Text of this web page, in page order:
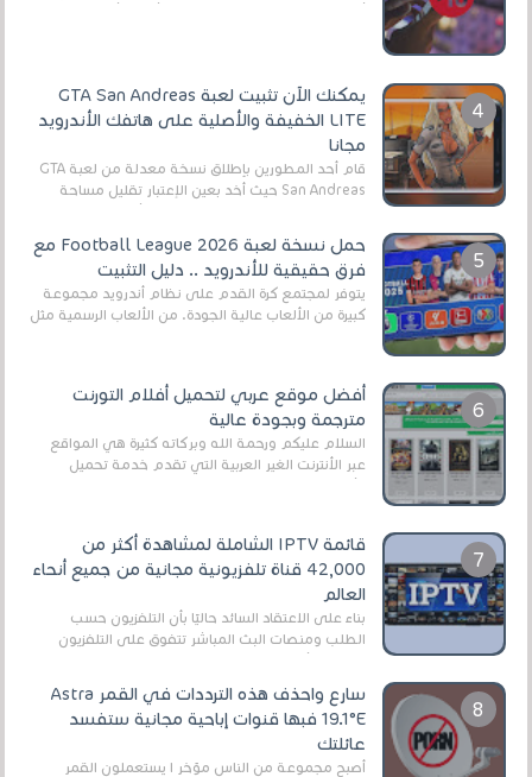
يمكنك الآن تثبيت لعبة GTA San Andreas
LITE الخفيفة والأصلية على هاتفك الأندرويد
مجانا
قام أحد المطورين بإطلاق نسخة معدلة من لعبة GTA
San Andreas حيث أخد بعين الإعتبار تقليل مساحة
حمل نسخة لعبة Football League 2026 مع
فرق حقيقية للأندرويد .. دليل التثبيت
يتوفر لمجتمع كرة القدم على نظام أندرويد مجموعة
كبيرة من الألعاب عالية الجودة. من الألعاب الرسمية مثل
أفضل موقع عربي لتحميل أفلام التورنت
مترجمة وبجودة عالية
السلام عليكم ورحمة الله وبركاته كثيرة هي المواقع
عبر الأنترنت الغير العربية التي تقدم خدمة تحميل
الأفلام على التورنت ، ومعظم هذه المواقع ل...
قائمة IPTV الشاملة لمشاهدة أكثر من
42,000 قناة تلفزيونية مجانية من جميع أنحاء
العالم
بناءً على الاعتقاد السائد حاليًا بأن التلفزيون حسب
الطلب ومنصات البث المباشر تتفوق على التلفزيون
الرقمي الأرضي التقليدي، يُعدّ IPTV-org خيار...
سارع واحذف هذه الترددات في القمر Astra
19.1°E فبها قنوات إباحية مجانية ستفسد
عائلتك
أصبح مجموعة من الناس مؤخر ا يستعملون القمر